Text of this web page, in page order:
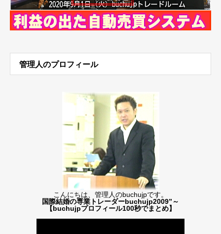
管理人のプロフィール
こんにちは、管理人のbuchujpです。
国際結婚の専業トレーダーbuchujp2009”～
【buchujpプロフィール100秒でまとめ】